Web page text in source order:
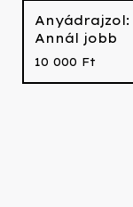
Anyádrajzol:
Annál jobb
10 000 Ft